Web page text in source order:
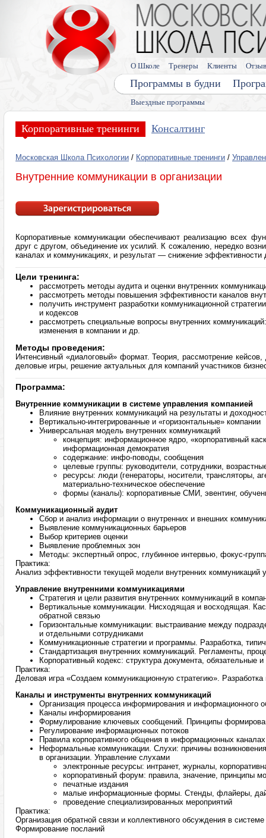
Выездные программы
Программы в будни
О Школе Тренеры Клиенты
Корпоративные тренинги Консалтинг
Московская Школа Психологии / Корпоративные тренинги /
Внутренние коммуникации в организации
Корпоративные коммуникации обеспечивают реализацию всех
друг с другом, объединение их усилий. К сожалению, нередко
каналах и коммуникациях, и результат — снижение эффективности
Цели тренинга:
рассмотреть методы аудита и оценки внутренних
рассмотреть методы повышения эффективности каналов
получить инструмент разработки коммуникационной
и кодексов
рассмотреть специальные вопросы внутренних
изменения в компании и др.
Методы проведения:
Интенсивный «диалоговый» формат. Теория, рассмотрение
деловые игры, решение актуальных для компаний участников
Программа:
Внутренние коммуникации в системе управления компанией
Влияние внутренних коммуникаций на результаты и
Вертикально-интегрированные и «горизонтальные» компании
Универсальная модель внутренних коммуникаций
концепция: информационное ядро, «корпоративный
информационная демократия
содержание: инфо-поводы, сообщения
целевые группы: руководители, сотрудники,
ресурсы: люди (генераторы, носители, трансляторы,
материально-техническое обеспечение
формы (каналы): корпоративные СМИ, эвентинг,
Коммуникационный аудит
Сбор и анализ информации о внутренних и внешних
Выявление коммуникационных барьеров
Выбор критериев оценки
Выявление проблемных зон
Методы: экспертный опрос, глубинное интервью, фокус-
Практика:
Анализ эффективности текущей модели внутренних коммуникаций
Управление внутренними коммуникациями
Стратегия и цели развития внутренних коммуникаций в
Вертикальные коммуникации. Нисходящая и восходящая.
обратной связью
Горизонтальные коммуникации: выстраивание между
и отдельными сотрудниками
Коммуникационные стратегии и программы. Разработка,
Стандартизация внутренних коммуникаций. Регламенты,
Корпоративный кодекс: структура документа, обязательные
Практика:
Деловая игра «Создаем коммуникационную стратегию». Разработка
Каналы и инструменты внутренних коммуникаций
Организация процесса информирования и информационного
Каналы информирования
Формулирование ключевых сообщений. Принципы
Регулирование информационных потоков
Правила корпоративного общения в информационных каналах
Неформальные коммуникации. Слухи: причины
в организации. Управление слухами
электронные ресурсы: интранет, журналы,
корпоративный форум: правила, значение, принципы
печатные издания
малые информационные формы. Стенды, флайеры,
проведение специализированных мероприятий
Практика:
Организация обратной связи и коллективного обсуждения в
Формирование посланий